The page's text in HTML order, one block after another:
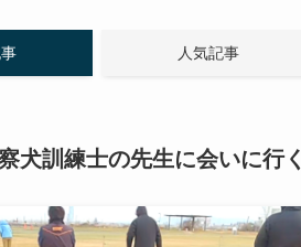
人気記事
犬訓練士の先生に会いに行く